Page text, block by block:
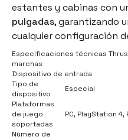
estantes y cabinas con
pulgadas, garantizando
cualquier configuración
Especificaciones técnicas
marchas
Dispositivo de entrada
Tipo de
dispositivo
Especial
Plataformas
de juego
soportadas
PC, PlayStation
Número de